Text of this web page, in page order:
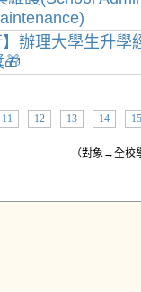
】辦理大學生升學
🎁
11 12 13 14 15
（對象→全校